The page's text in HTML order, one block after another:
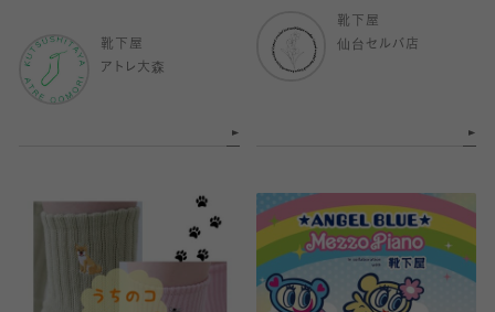
靴下屋
アトレ大森
靴下屋
仙台セルバ店